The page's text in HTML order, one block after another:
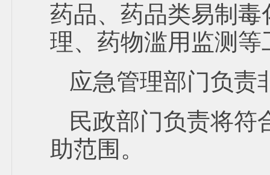
药品、药品类易制
理、药物滥用监测等
应急管理部门负责
民政部门负责将符
助范围。